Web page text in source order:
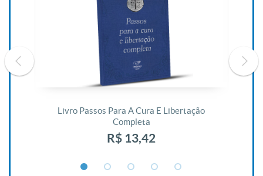
Livro Passos Para A Cura E Libertação
Completa
R$ 13,42